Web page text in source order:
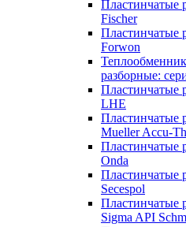
Пластинчатые
Fischer
Пластинчатые
Forwon
разборные:
Пластинчатые
LHE
Пластинчатые
Mueller Accu-
Пластинчатые
Onda
Пластинчатые
Secespol
Пластинчатые
Sigma API